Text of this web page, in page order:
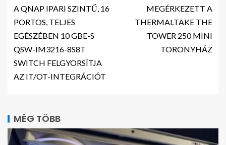
A QNAP IPARI SZINTŰ, 16
PORTOS, TELJES
EGÉSZÉBEN 10 GBE-S
QSW-IM3216-8S8T
SWITCH FELGYORSÍTJA
AZ IT/OT-INTEGRÁCIÓT
MEGÉRKEZETT A
THERMALTAKE THE
TOWER 250 MINI
TORONYHÁZ
MÉG TÖBB